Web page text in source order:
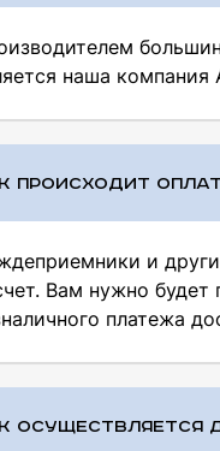
наша
ПРОИСХОДИТ
и
Вам нужно будет
платежа
ОСУЩЕСТВЛЯЕТСЯ